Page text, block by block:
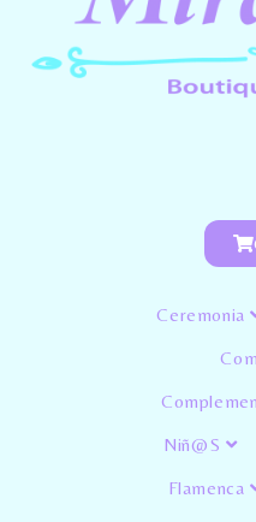
Ceremonia
Niñ@s
Flamenca